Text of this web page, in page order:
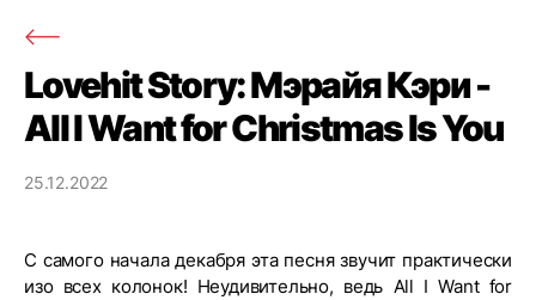
Lovehit Story: Мэрайя Кэри -
All I Want for Christmas Is You
25.12.2022
С самого начала декабря эта песня звучит практически
изо всех колонок! Неудивительно, ведь All I Want for